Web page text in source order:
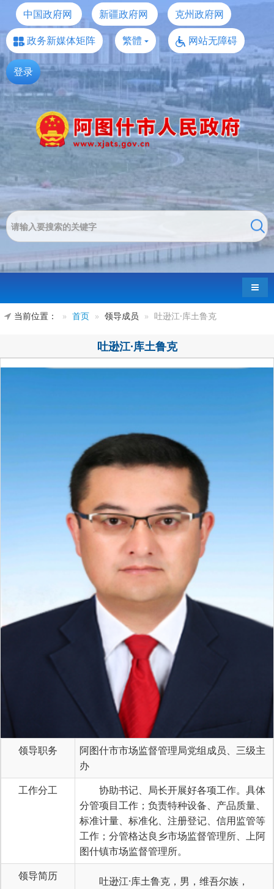
中国政府网 新疆政府网
克州政府网
政务新媒体矩阵
繁體 网站无障碍
登录
导航
当前位置： 首页 领导成员 吐逊江·库土鲁克
吐逊江·库土鲁克
领导职务
阿图什市市场监督管理局党组成员、三级主
办
工作分工
协助书记、局长开展好各项工作。具体
分管项目工作；负责特种设备、产品质量、
标准计量、标准化、注册登记、信用监管等
工作；分管格达良乡市场监督管理所、上阿
图什镇市场监督管理所。
领导简历
吐逊江·库土鲁克 ， 男， 维吾尔族，